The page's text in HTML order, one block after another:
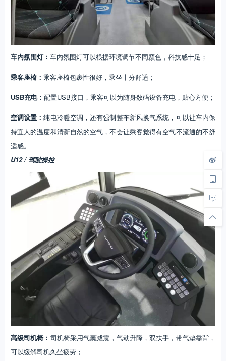
车内氛围灯： 车内氛围灯可以根据环境调节不同颜色，科技感十足；
乘客座椅： 乘客座椅包裹性很好，乘坐十分舒适；
USB充电： 配置USB接口，乘客可以为随身数码设备充电，贴心方便；
空调设置：纯电冷暖空调，还有强制整车新风换气系统，可以让车内保
持宜人的温度和清新自然的空气，不会让乘客觉得有空气不流通的不舒
适感。
U12 / 驾驶操控
高级司机椅： 司机椅采用气囊减震，气动升降，双扶手，带气垫靠背，
可以缓解司机久坐疲劳；